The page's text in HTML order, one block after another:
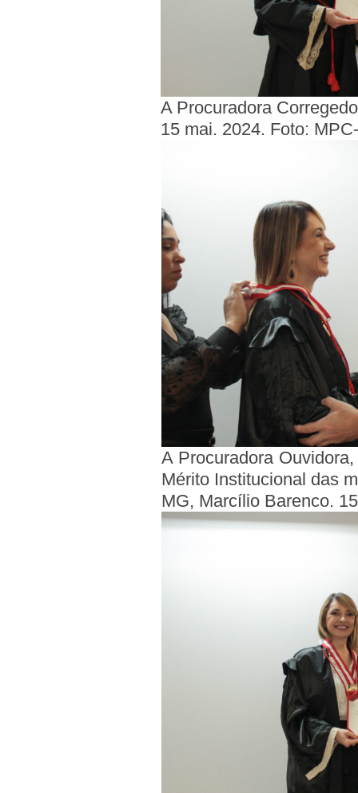
A Procuradora
15 mai. 2024. Foto:
A Procuradora
Mérito Institucional das
MG, Marcílio Barenco.